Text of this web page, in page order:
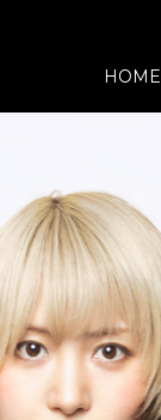
HOME